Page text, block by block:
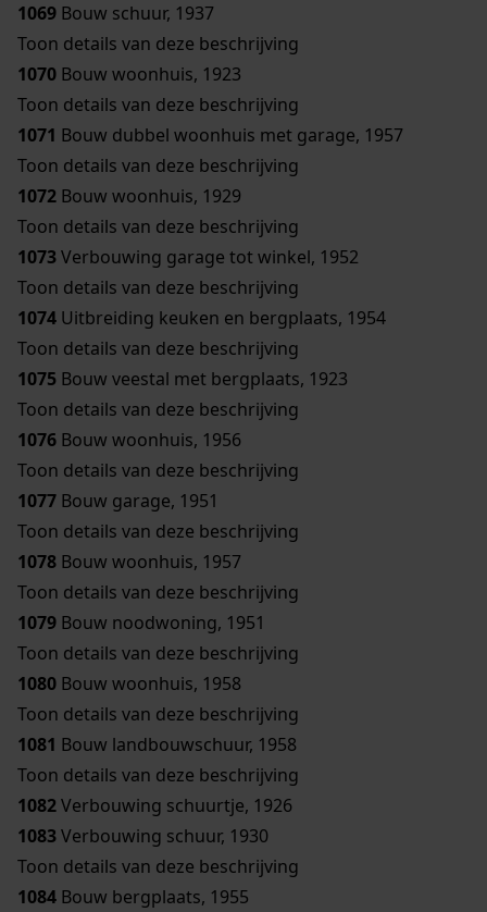
1069 Bouw schuur, 1937
Toon details van deze beschrijving
1070 Bouw woonhuis, 1923
Toon details van deze beschrijving
1071 Bouw dubbel woonhuis met garage, 1957
Toon details van deze beschrijving
1072 Bouw woonhuis, 1929
Toon details van deze beschrijving
1073Verbouwing garage tot winkel, 1952
Toon details van deze beschrijving
1074 Uitbreiding keuken en bergplaats, 1954
Toon details van deze beschrijving
1075 Bouw veestal met bergplaats, 1923
Toon details van deze beschrijving
1076 Bouw woonhuis, 1956
Toon details van deze beschrijving
1077 Bouw garage, 1951
Toon details van deze beschrijving
1078 Bouw woonhuis, 1957
Toon details van deze beschrijving
1079 Bouw noodwoning, 1951
Toon details van deze beschrijving
1080 Bouw woonhuis, 1958
Toon details van deze beschrijving
1081 Bouw landbouwschuur, 1958
Toon details van deze beschrijving
1082Verbouwing schuurtje, 1926
1083Verbouwing schuur, 1930
Toon details van deze beschrijving
1084 Bouw bergplaats, 1955